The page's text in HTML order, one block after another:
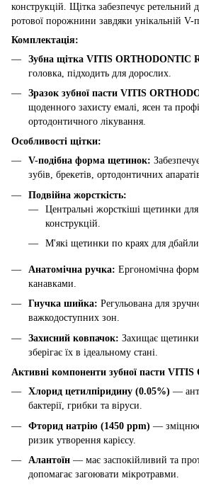
конструкцій. Щітка забезпечує ретельний
ротової порожнини завдяки унікальній V-
Комплектація:
Зубна щітка VITIS ORTHODONTIC
головка, підходить для дорослих.
Зразок зубної пасти VITIS
щоденного захисту емалі, ясен та
ортодонтичного лікування.
Особливості щітки:
V-подібна форма щетинок:
зубів, брекетів, ортодонтичних
Подвійна жорсткість:
Центральні жорсткіші щетинки
конструкцій.
М'які щетинки по краях для
Анатомічна ручка: Ергономічна
канавками.
Гнучка шийка: Регульована для
важкодоступних зон.
Захисний ковпачок: Захищає щетинки
зберігає їх в ідеальному стані.
Активні компоненти зубної пасти
Хлорид цетилпіридину (0.05%) —
бактерії, грибки та віруси.
Фторид натрію (1450 ppm) —
ризик утворення карієсу.
Алантоїн — має заспокійливий та
допомагає загоювати мікротравми.